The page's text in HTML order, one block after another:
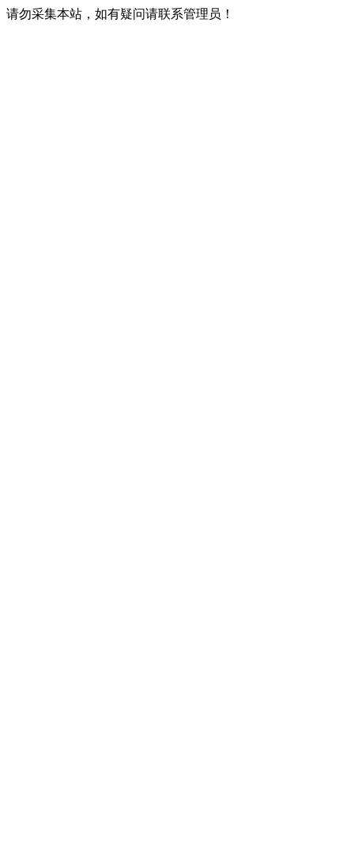
请勿采集本站，如有疑问请联系管理员！